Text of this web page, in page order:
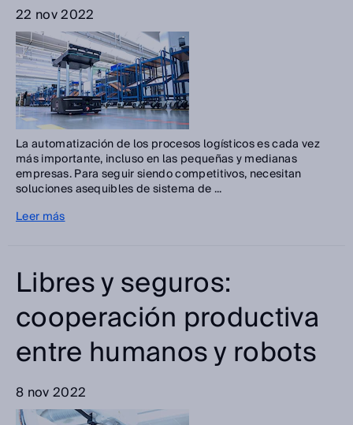
22 nov 2022
La automatización de los procesos logísticos es cada vez
más importante, incluso en las pequeñas y medianas
empresas. Para seguir siendo competitivos, necesitan
soluciones asequibles de sistema de ...
Leer más
Libres y seguros:
cooperación productiva
entre humanos y robots
8 nov 2022